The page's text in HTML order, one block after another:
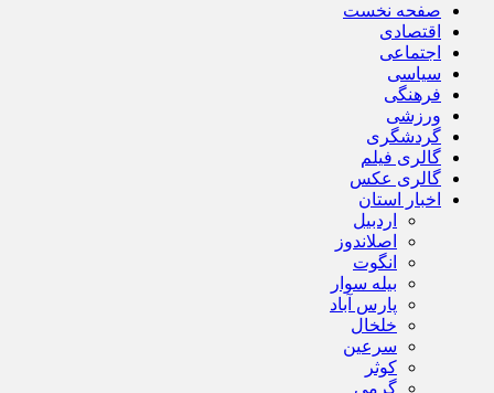
صفحه نخست
اقتصادی
اجتماعی
سیاسی
فرهنگی
ورزشی
گردشگری
گالری فیلم
گالری عکس
اخبار استان
اردبیل
اصلاندوز
انگوت
بیله سوار
پارس آباد
خلخال
سرعین
کوثر
گرمی